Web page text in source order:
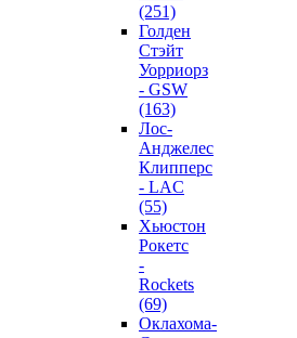
(251)
Голден
Стэйт
Уорриорз
- GSW
(163)
Лос-
Анджелес
Клипперс
- LAC
(55)
Хьюстон
Рокетс
-
Rockets
(69)
Оклахома-